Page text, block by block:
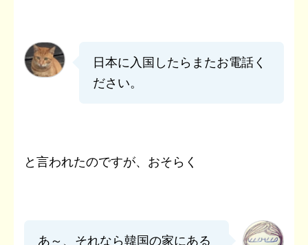
日本に入国したらまたお電話く
ださい。
と言われたのですが、おそらく
あ～、それなら韓国の家にある